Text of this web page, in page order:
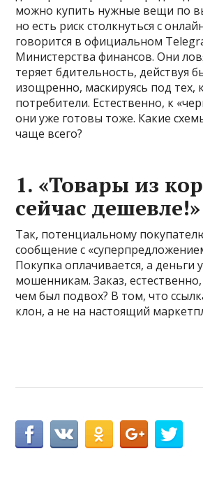
можно купить нужные вещи по
но есть риск столкнуться с
говорится в официальном
Министерства финансов. Они
теряет бдительность, действуя
изощренно, маскируясь под тех,
потребители. Естественно, к
они уже готовы тоже. Какие
чаще всего?
1. «Товары из
сейчас дешевле!»
Так, потенциальному
сообщение с
Покупка оплачивается, а деньги
мошенникам. Заказ,
чем был подвох? В том, что
клон, а не на настоящий